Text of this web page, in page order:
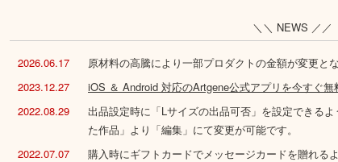
＼＼ NEWS ／／
2026.06.17 原材料の高騰により一部プロダクトの金額が変更と
2023.12.27
iOS ＆ Android 対応のArtgene公式アプリを今すぐ無
2022.08.29
出品設定時に「Lサイズの出品可否」を設定できる
た作品」より「編集」にて変更が可能です。
2022.07.07
購入時にギフトカードでメッセージカードを贈れる